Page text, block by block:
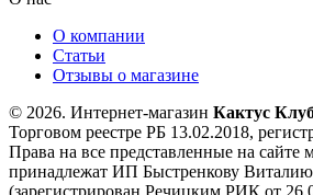
О компании
Статьи
Отзывы о магазине
© 2026. Интернет-магазин Кактус
Торговом реестре РБ 13.02.2018,
Права на все представленные на сайте
принадлежат ИП Быстренкову
(зарегистрирован Речицким РИК от